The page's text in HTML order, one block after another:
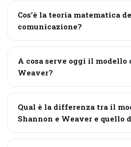
Cos’è la teoria matematica
comunicazione?
A cosa serve oggi il modello
Weaver?
Qual è la differenza tra il
Shannon e Weaver e quello